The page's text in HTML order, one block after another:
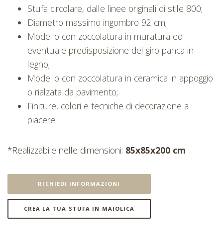
Stufa circolare, dalle linee originali di stile 800;
Diametro massimo ingombro 92 cm;
Modello con zoccolatura in muratura ed
eventuale predisposizione del giro panca in
legno;
Modello con zoccolatura in ceramica in appoggio
o rialzata da pavimento;
Finiture, colori e tecniche di decorazione a
piacere.
*Realizzabile nelle dimensioni: 85x85x200 cm
RICHIEDI INFORMAZIONI
CREA LA TUA STUFA IN MAIOLICA